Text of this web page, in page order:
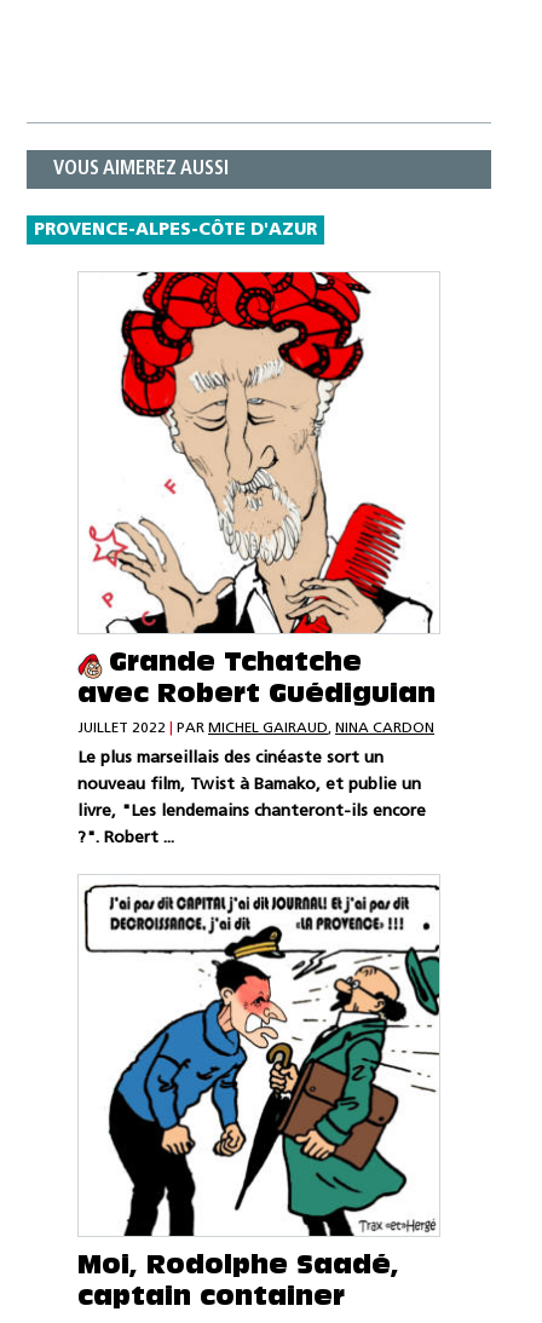
VOUS AIMEREZ AUSSI
PROVENCE-ALPES-CÔTE D'AZUR
Grande Tchatche
avec Robert Guédiguian
JUILLET 2022 PAR MICHEL GAIRAUD, NINA CARDON
Le plus marseillais des cinéaste sort un
nouveau film, Twist à Bamako, et publie un
livre, "Les lendemains chanteront-ils encore
?". Robert ...
Moi, Rodolphe Saadé,
captain container